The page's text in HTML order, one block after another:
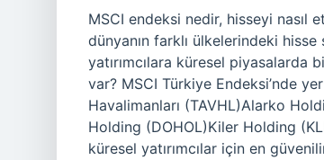
MSCI endeksi nedir, hisseyi nasıl
dünyanın farklı ülkelerindeki
yatırımcılara küresel piyasalarda
var? MSCI Türkiye Endeksi’nde
Havalimanları (TAVHL)Alarko
Holding (DOHOL)Kiler Holding
küresel yatırımcılar için en